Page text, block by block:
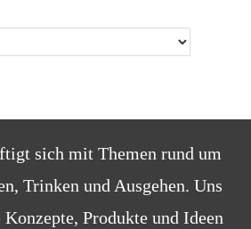
sich mit Themen rund um
Trinken und Ausgehen. Uns
Konzepte, Produkte und Ideen